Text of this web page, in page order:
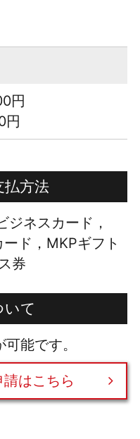
円
円
払方法
ジネスカード，
ド，MKPギフト
券
いて
能です。
はこちら